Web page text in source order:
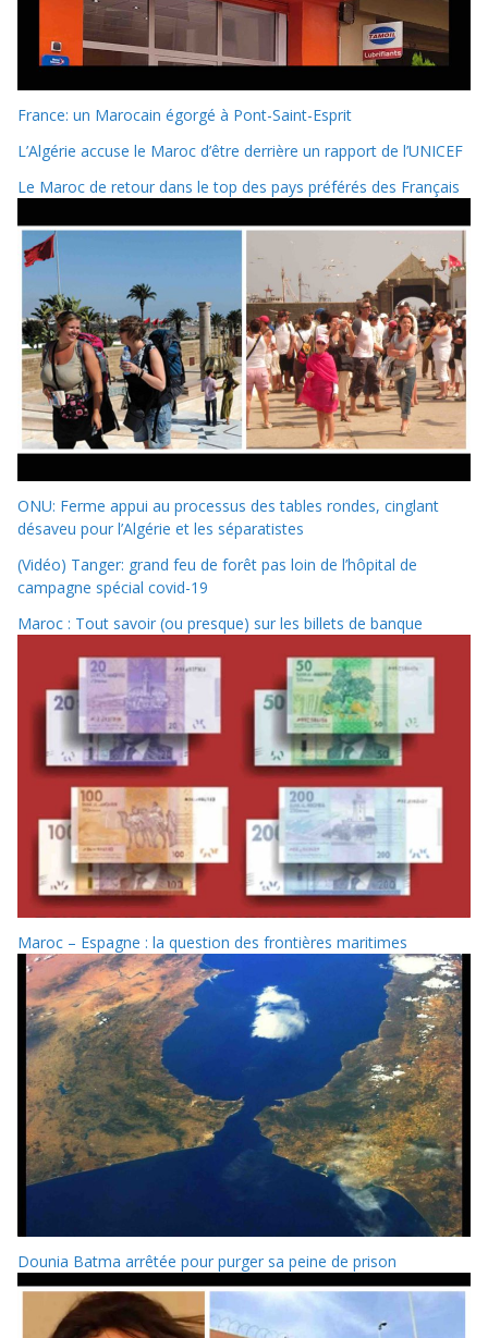
France: un Marocain égorgé à Pont-Saint-Esprit
L’Algérie accuse le Maroc d’être derrière un rapport de l’UNICEF
Le Maroc de retour dans le top des pays préférés des Français
ONU: Ferme appui au processus des tables rondes, cinglant
désaveu pour l’Algérie et les séparatistes
(Vidéo) Tanger: grand feu de forêt pas loin de l’hôpital de
campagne spécial covid-19
Maroc : Tout savoir (ou presque) sur les billets de banque
Maroc – Espagne : la question des frontières maritimes
Dounia Batma arrêtée pour purger sa peine de prison